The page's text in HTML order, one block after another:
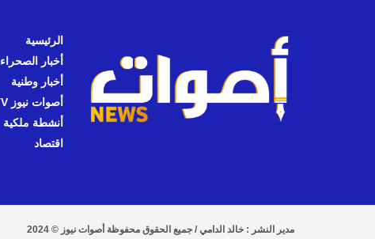
الرئيسية
أخبار الصحراء
أخبار وطنية
أصوات نيوز TV
أنشطة ملكية
اقتصاد
مدير النشر : خالد الدامي / جميع الحقوق محفوظة أصوات نيوز © 2024